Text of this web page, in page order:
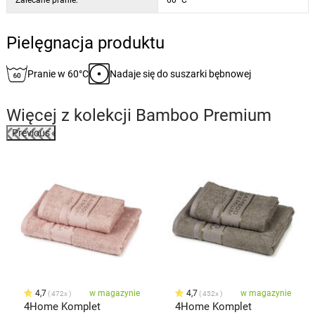
Pielęgnacja produktu
Pranie w 60°C Nadaje się do suszarki bębnowej
Więcej z kolekcji Bamboo Premium
Previous
4,7 472x w magazynie
4Home Komplet
4,7 452x w magazynie
4Home Komplet